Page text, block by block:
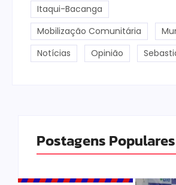
Itaqui-Bacanga
Mobilização Comunitária
Notícias
Opinião
Postagens Populares